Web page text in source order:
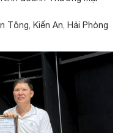
Tông, Kiến An, Hải Phòng